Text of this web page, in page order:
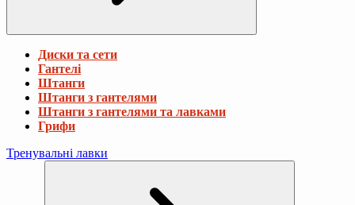
Диски та сети
Гантелі
Штанги
Штанги з гантелями
Штанги з гантелями та лавками
Грифи
Тренувальні лавки